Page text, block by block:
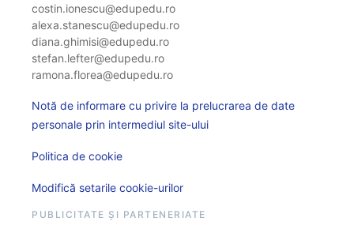
costin.ionescu@edupedu.ro
alexa.stanescu@edupedu.ro
diana.ghimisi@edupedu.ro
stefan.lefter@edupedu.ro
ramona.florea@edupedu.ro
Notă de informare cu privire la prelucrarea de date
personale prin intermediul site-ului
Politica de cookie
Modifică setarile cookie-urilor
PUBLICITATE ȘI PARTENERIATE